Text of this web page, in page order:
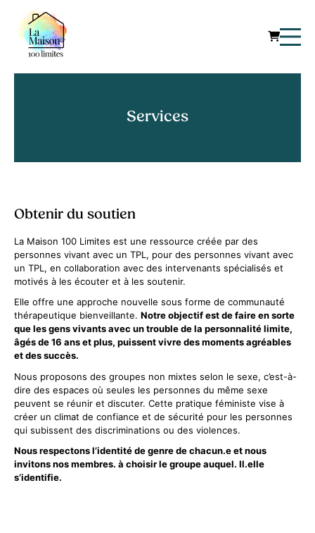
Services
Obtenir du soutien
La Maison 100 Limites est une ressource créée par des
personnes vivant avec un TPL, pour des personnes vivant avec
un TPL, en collaboration avec des intervenants spécialisés et
motivés à les écouter et à les soutenir.
Elle offre une approche nouvelle sous forme de communauté
thérapeutique bienveillante. Notre objectif est de faire en sorte
que les gens vivants avec un trouble de la personnalité limite,
âgés de 16 ans et plus, puissent vivre des moments agréables
et des succès.
Nous proposons des groupes non mixtes selon le sexe, c’est-à-
dire des espaces où seules les personnes du même sexe
peuvent se réunir et discuter. Cette pratique féministe vise à
créer un climat de confiance et de sécurité pour les personnes
qui subissent des discriminations ou des violences.
Nous respectons l’identité de genre de chacun.e et nous
invitons nos membres. à choisir le groupe auquel. Il.elle
s’identifie.